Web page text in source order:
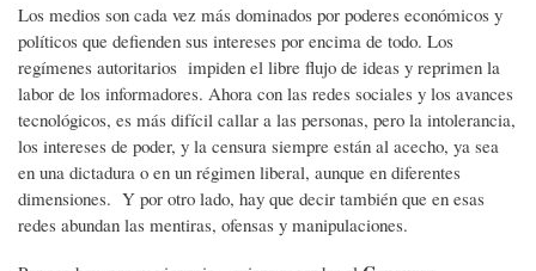
Los medios son cada vez más dominados por poderes económicos y
políticos que defienden sus intereses por encima de todo. Los
regímenes autoritarios impiden el libre flujo de ideas y reprimen la
labor de los informadores. Ahora con las redes sociales y los avances
tecnológicos, es más difícil callar a las personas, pero la intolerancia,
los intereses de poder, y la censura siempre están al acecho, ya sea
en una dictadura o en un régimen liberal, aunque en diferentes
dimensiones. Y por otro lado, hay que decir también que en esas
redes abundan las mentiras, ofensas y manipulaciones.